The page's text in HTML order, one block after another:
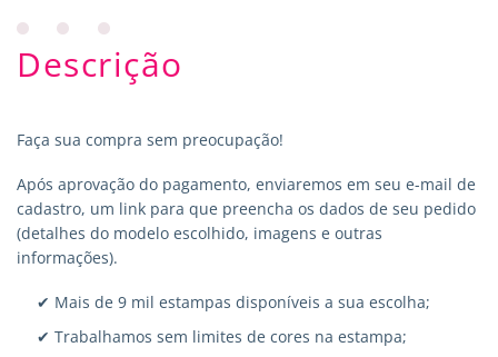
Descrição
Faça sua compra sem preocupação!
Após aprovação do pagamento, enviaremos em seu e-mail de
cadastro, um link para que preencha os dados de seu pedido
(detalhes do modelo escolhido, imagens e outras
informações).
✔ Mais de 9 mil estampas disponíveis a sua escolha;
✔ Trabalhamos sem limites de cores na estampa;